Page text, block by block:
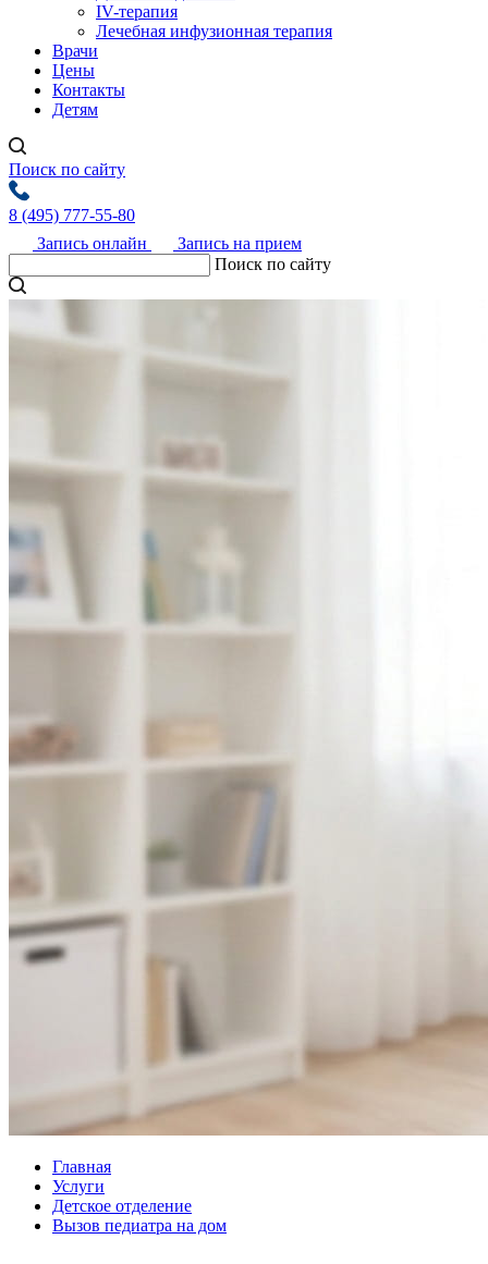
IV-терапия
Лечебная инфузионная терапия
Врачи
Цены
Контакты
Детям
Поиск по сайту
8 (495) 777-55-80
Запись онлайн
Запись на прием
Поиск по сайту
Главная
Услуги
Детское отделение
Вызов педиатра на дом